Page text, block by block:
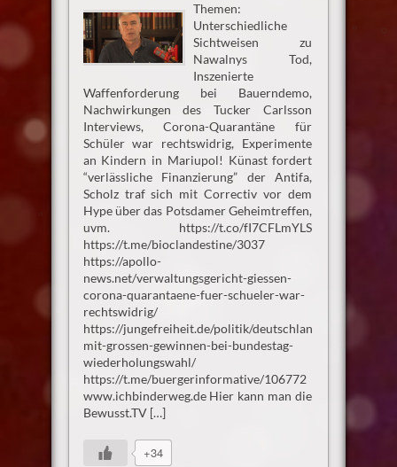
Themen:
Unterschiedliche
Sichtweisen zu
Nawalnys Tod,
Inszenierte
Waffenforderung bei Bauerndemo,
Nachwirkungen des Tucker Carlsson
Interviews, Corona-Quarantäne für
Schüler war rechtswidrig, Experimente
an Kindern in Mariupol! Künast fordert
“verlässliche Finanzierung” der Antifa,
Scholz traf sich mit Correctiv vor dem
Hype über das Potsdamer Geheimtreffen,
uvm. https://t.co/fI7CFLmYLS
https://t.me/bioclandestine/3037
https://apollo-
news.net/verwaltungsgericht-giessen-
corona-quarantaene-fuer-schueler-war-
rechtswidrig/
https://jungefreiheit.de/politik/deutschland/2024/afd-
mit-grossen-gewinnen-bei-bundestag-
wiederholungswahl/
https://t.me/buergerinformative/106772
www.ichbinderweg.de Hier kann man die
Bewusst.TV […]
+34